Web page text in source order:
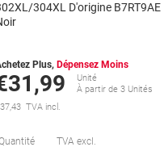
304XL D'origine B7RT9AE
Plus, Dépensez Moins
Unité
À partir de 3 Unités
TVA incl.
TVA excl.